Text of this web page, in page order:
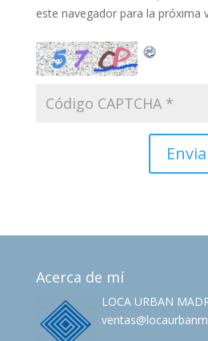
este navegador para la próxima
Acerca de mí
LOCA URBAN